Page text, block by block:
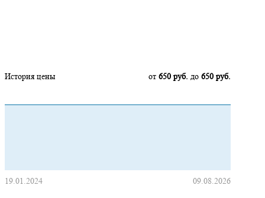
История цены от 650 руб. до 650 руб.
19.01.2024 09.08.2026